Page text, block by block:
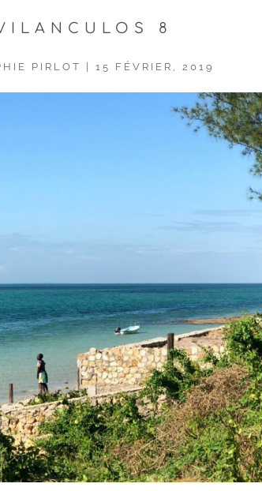
8
PIRLOT |15 FÉVRIER, 2019